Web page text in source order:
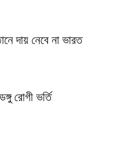
দায় নেবে না ভারত
রোগী ভর্তি